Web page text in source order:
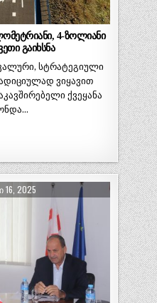
4-ზოლიანი
გაიხსნა
სტრატეგიული
ვიყავით
ქვეყანა
16, 2025